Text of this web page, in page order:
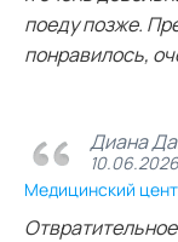
поеду позже.
понравилось,
Диана
10.06.2026
Медицинский